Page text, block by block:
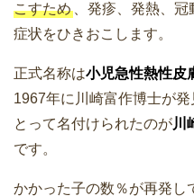
こすため 、発疹、発熱、
症状をひきおこします。
正式名称は小児急性熱性皮
1967年に川崎富作博士が
とって名付けられたのが川
です。
かかった子の数％が再発し